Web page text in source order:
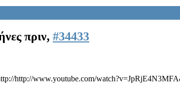
πριν, #34433
http://www.youtube.com/